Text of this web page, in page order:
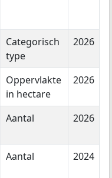
Categorisch
type
2026
Oppervlakte
in hectare
2026
Aantal 2026
Aantal 2024